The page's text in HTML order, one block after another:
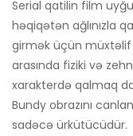
Serial qatilin film
həqiqətən ağlınızla
girmək üçün
arasında fiziki və
xarakterdə qalmaq
Bundy obrazını
sadəcə ürkütücüdür.